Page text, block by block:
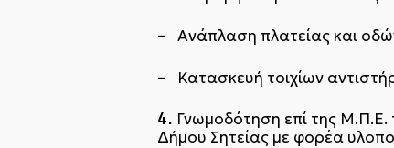
– Ανάπλαση πλατείας και
– Κατασκευή τοιχίων
4. Γνωμοδότηση επί της Μ.Π.Ε.
Δήμου Σητείας με φορέα